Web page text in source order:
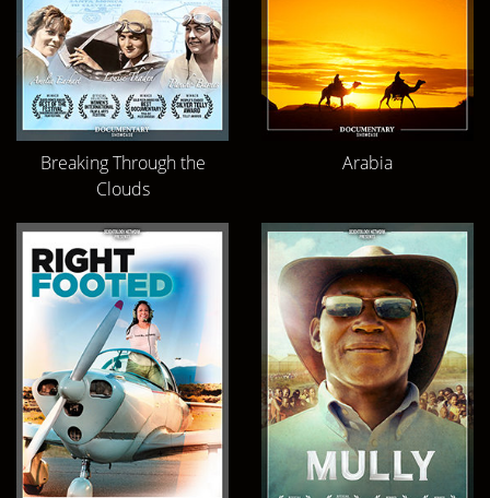
Breaking Through the
Clouds
Arabia